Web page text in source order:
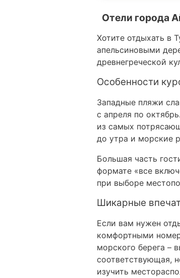
Отели города
Хотите отдыхать в
апельсиновыми
древнегреческой
Особенности
Западные пляжи
с апреля по
из самых
до утра и морские
Большая часть
формате «все
при выборе
Шикарные
Если вам нужен
комфортными
морского берега –
соответствующая,
изучить